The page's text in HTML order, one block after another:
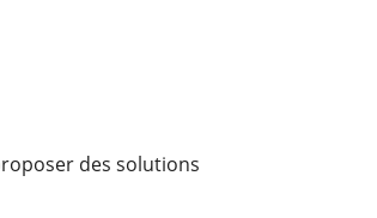
des solutions